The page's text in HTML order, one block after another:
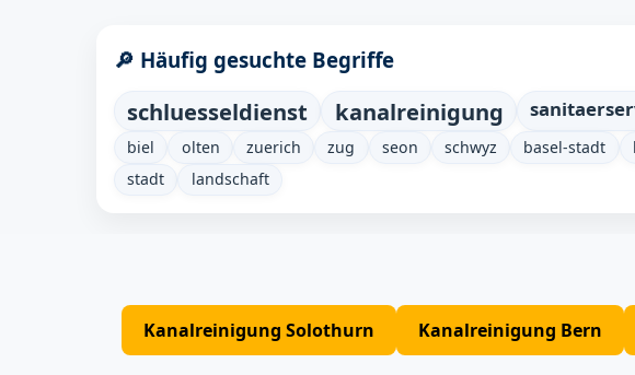
🔎 Häufig gesuchte Begriffe
schluesseldienst kanalreinigung
biel
olten zuerich zug seon schwyz basel-stadt
stadt
landschaft
Kanalreinigung Solothurn Kanalreinigung Bern